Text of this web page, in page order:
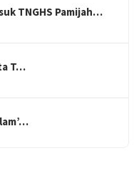
TNGHS Pamijah…
T…